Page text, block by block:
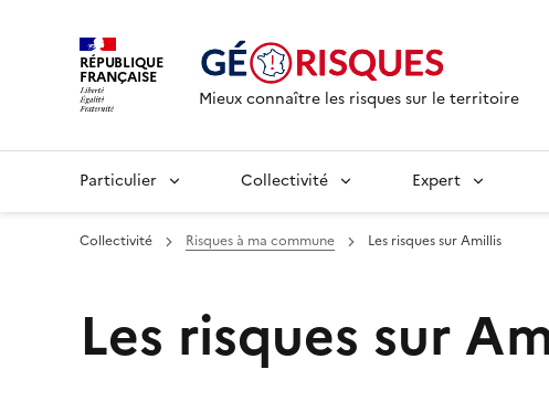
RÉPUBLIQUE
FRANÇAISE
Mieux connaître les risques sur le territoire
Particulier Collectivité Expert
Collectivité Risques à ma commune Les risques sur Amillis
Les risques sur